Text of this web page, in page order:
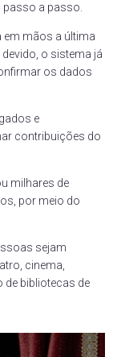
passo a passo.
em mãos a última
o sistema já
os dados
e
contribuições do
milhares de
por meio do
sejam
cinema,
de bibliotecas de